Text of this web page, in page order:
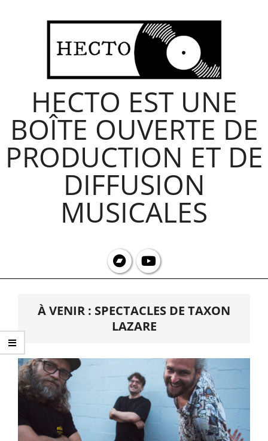
HECTO EST UNE
BOÎTE OUVERTE DE
PRODUCTION ET DE
DIFFUSION
MUSICALES
Navigation
À VENIR : SPECTACLES DE TAXON
LAZARE